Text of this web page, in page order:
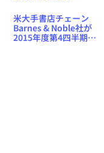
米大手書店チェーン
Barnes & Noble社が
2015年度第4四半期の